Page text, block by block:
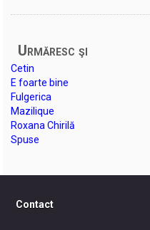
Urmăresc şi
Cetin
E foarte bine
Fulgerica
Mazilique
Roxana Chirilă
Spuse
Contact